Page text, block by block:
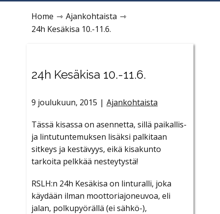
Home ⇾ Ajankohtaista ⇾
24h Kesäkisa 10.-11.6.
24h Kesäkisa 10.-11.6.
9 joulukuun, 2015 Ajankohtaista
Tässä kisassa on asennetta, sillä paikallis-
ja lintutuntemuksen lisäksi palkitaan
sitkeys ja kestävyys, eikä kisakunto
tarkoita pelkkää nesteytystä!
RSLH:n 24h Kesäkisa on linturalli, joka
käydään ilman moottoriajoneuvoa, eli
jalan, polkupyörällä (ei sähkö-),